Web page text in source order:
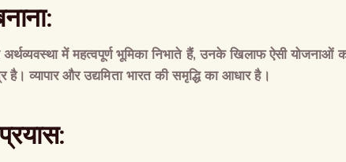
:
अर्थव्यवस्था में महत्वपूर्ण भूमिका निभाते हैं,उनके खिलाफ ऐसी योजनाओं
है। व्यापार और उद्यमिता भारत की समृद्धि का आधार है।
: